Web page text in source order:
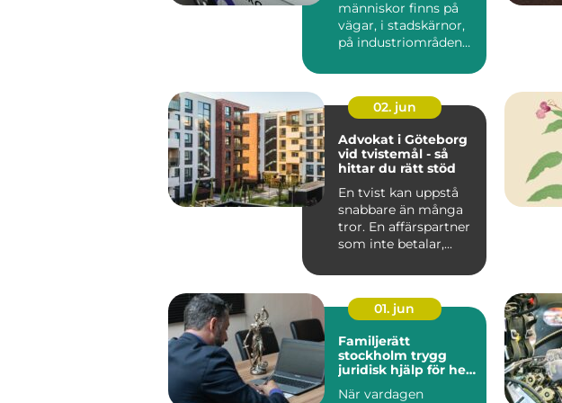
människor finns på
vägar, i stadskärnor,
på industriområden
N...
02. jun
Advokat i Göteborg
vid tvistemål - så
hittar du rätt stöd
En tvist kan uppstå
snabbare än många
tror. En affärspartner
som inte betalar,...
01. jun
Familjerätt
stockholm trygg
juridisk hjälp för hela
När vardagen